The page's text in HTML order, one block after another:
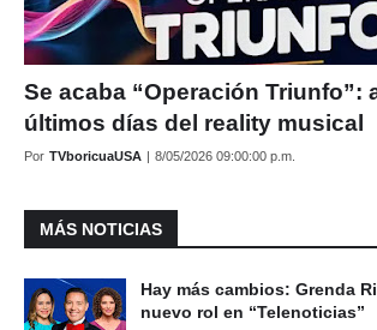
Se acaba “Operación Triunfo”:
últimos días del reality musical
Por TVboricuaUSA | 8/05/2026 09:00:00 p.m.
MÁS NOTICIAS
Hay más cambios: Grenda
nuevo rol en “Telenoticias”